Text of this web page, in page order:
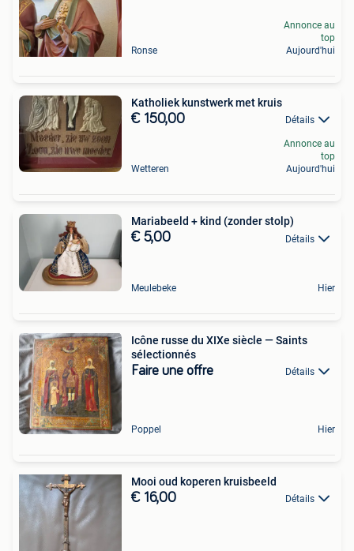
Ronse
Annonce au
top
Aujourd'hui
Katholiek kunstwerk met kruis
€ 150,00 Détails
Wetteren
Annonce au
top
Aujourd'hui
Mariabeeld + kind (zonder stolp)
€ 5,00 Détails
Meulebeke Hier
Icône russe du XIXe siècle — Saints
sélectionnés
Faire une offre Détails
Poppel Hier
Mooi oud koperen kruisbeeld
€ 16,00 Détails